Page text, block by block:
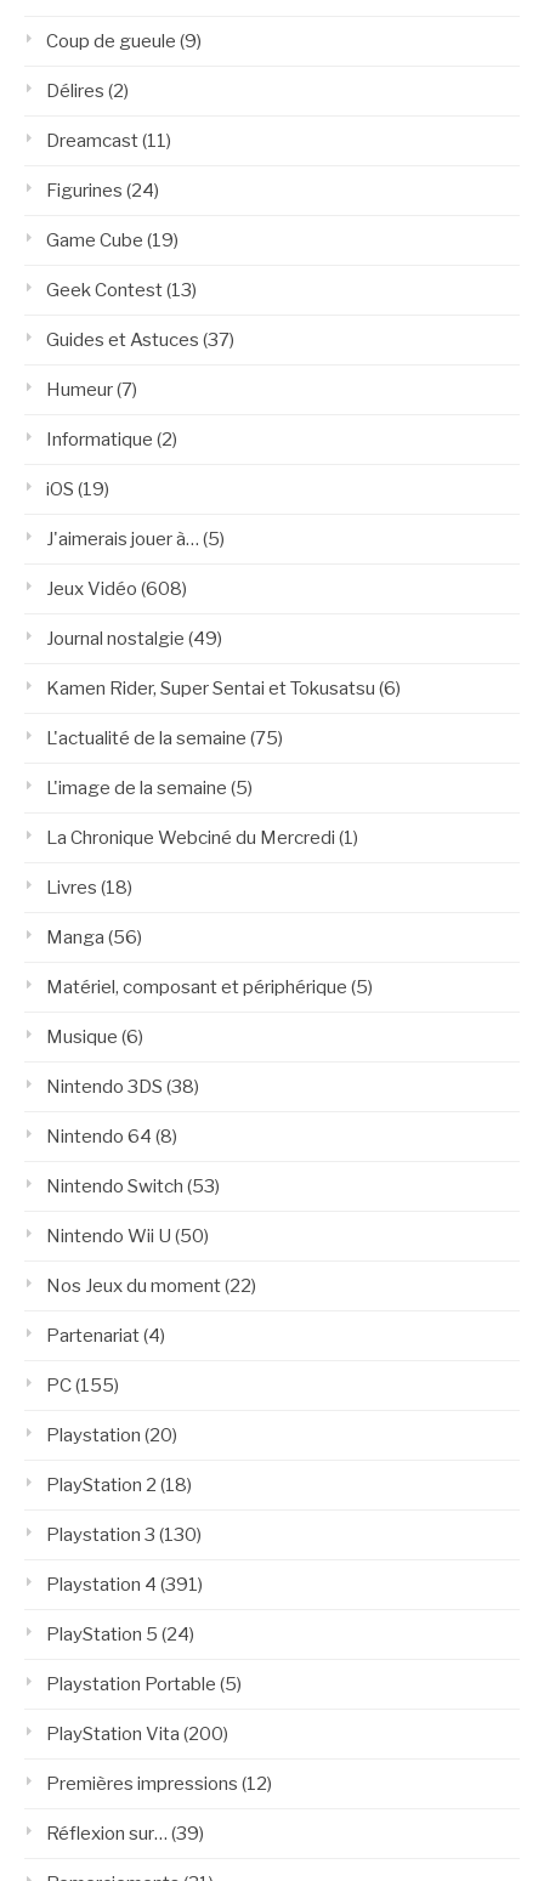
Coup de gueule (9)
Délires (2)
Dreamcast(11)
Figurines (24)
Game Cube (19)
Geek Contest(13)
Guides et Astuces (37)
Humeur(7)
Informatique (2)
iOS (19)
J'aimerais jouer à… (5)
Jeux Vidéo (608)
Journal nostalgie (49)
Kamen Rider, Super Sentai et Tokusatsu (6)
L'actualité de la semaine (75)
L'image de la semaine (5)
La Chronique Webciné du Mercredi (1)
Livres (18)
Manga (56)
Matériel, composant et périphérique (5)
Musique (6)
Nintendo 3DS (38)
Nintendo 64 (8)
Nintendo Switch (53)
Nintendo Wii U (50)
Nos Jeux du moment(22)
Partenariat(4)
PC(155)
Playstation (20)
PlayStation 2 (18)
Playstation 3 (130)
Playstation 4 (391)
PlayStation 5 (24)
Playstation Portable (5)
PlayStation Vita (200)
Premières impressions (12)
Réflexion sur… (39)